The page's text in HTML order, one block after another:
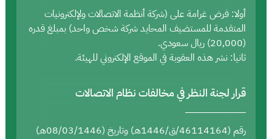
أولا: فرض غرامة على (شركة أنظمة الاتصالات ولإلكترونيات
المتقدمة للمستضيف المحايد شركة شخص واحد) بمبلغ قدره
(20,000) ريال سعودي.
ثانيا: نشر هذه العقوبة في الموقع الإلكتروني للهيئة.
قرار لجنة النظر في مخالفات نظام الاتصالات
رقم (46114164/ق/1446هـ) وتاريخ (08/03/1446هـ)